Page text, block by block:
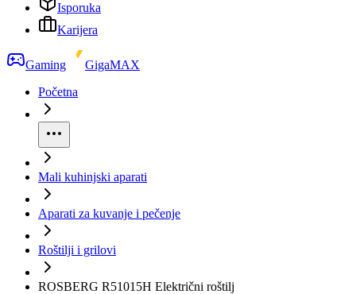
Isporuka
Karijera
Gaming
GigaMAX
Početna
Mali kuhinjski aparati
Aparati za kuvanje i pečenje
Roštilji i grilovi
ROSBERG R51015H Električni roštilj